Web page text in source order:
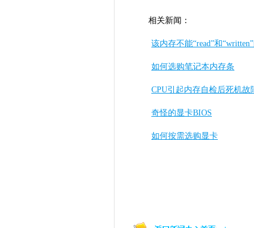
相关新闻：
该内存不能“read”和
如何选购笔记本内存条
CPU引起内存自检后死机故
奇怪的显卡BIOS
如何按需选购显卡